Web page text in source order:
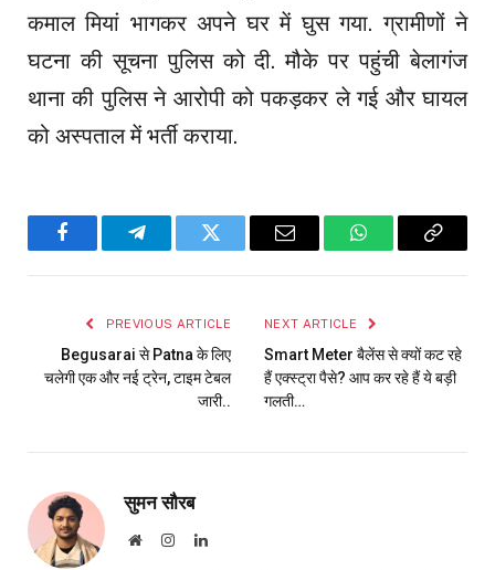
कमाल मियां भागकर अपने घर में घुस गया. ग्रामीणों ने
घटना की सूचना पुलिस को दी. मौके पर पहुंची बेलागंज
थाना की पुलिस ने आरोपी को पकड़कर ले गई और घायल
को अस्पताल में भर्ती कराया.
FacebookTelegramTwitter Email WhatsAppCopy
PREVIOUS ARTICLE
Begusarai से Patna के लिए
चलेगी एक और नई ट्रेन, टाइम टेबल
जारी..
NEXT ARTICLE
Smart Meter बैलेंस से क्यों कट रहे
हैं एक्स्ट्रा पैसे? आप कर रहे हैं ये बड़ी
गलती…
सुमन सौरब
WebsiteInstagramLinkedIn